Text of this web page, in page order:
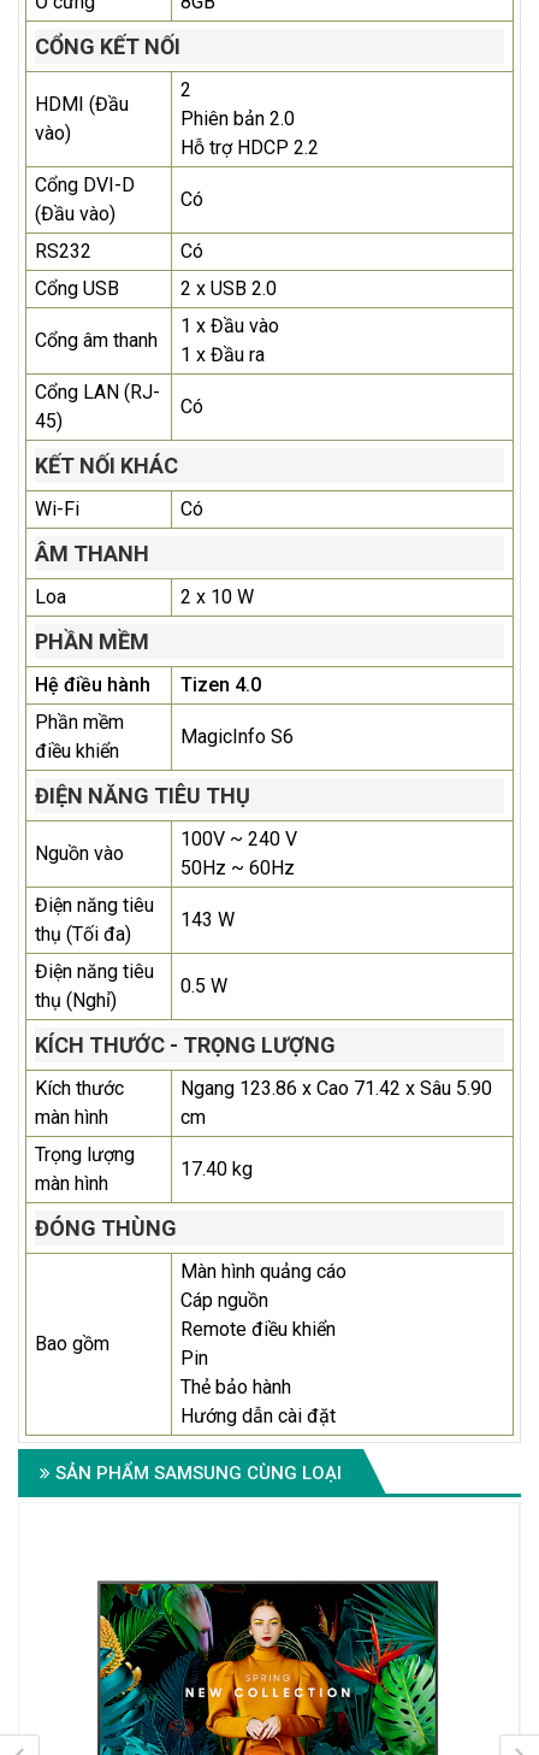
CỔNG KẾT NỐI
HDMI (Đầu
vào)
2
Phiên bản 2.0
Hỗ trợ HDCP 2.2
Cổng DVI-D
(Đầu vào)
Có
RS232
Có
Cổng USB
2 x USB 2.0
Cổng âm thanh
1 x Đầu vào
1 x Đầu ra
Cổng LAN (RJ-
45)
Có
KẾT NỐI KHÁC
Wi-Fi Có
ÂM THANH
Loa 2 x 10 W
PHẦN MỀM
Hệ điều hành
Tizen 4.0
Phần mềm
điều khiển
MagicInfo S6
ĐIỆN NĂNG TIÊU THỤ
Nguồn vào
100V ~ 240 V
50Hz ~ 60Hz
Điện năng tiêu
thụ (Tối đa)
143 W
Điện năng tiêu
thụ (Nghỉ)
0.5 W
KÍCH THƯỚC - TRỌNG LƯỢNG
Kích thước
màn hình
Ngang 123.86 x Cao 71.42 x Sâu 5.90
cm
Trọng lượng
màn hình
17.40 kg
ĐÓNG THÙNG
Bao gồm
Màn hình quảng cáo
Cáp nguồn
Remote điều khiển
Pin
Thẻ bảo hành
Hướng dẫn cài đặt
SẢN PHẨM SAMSUNG CÙNG LOẠI